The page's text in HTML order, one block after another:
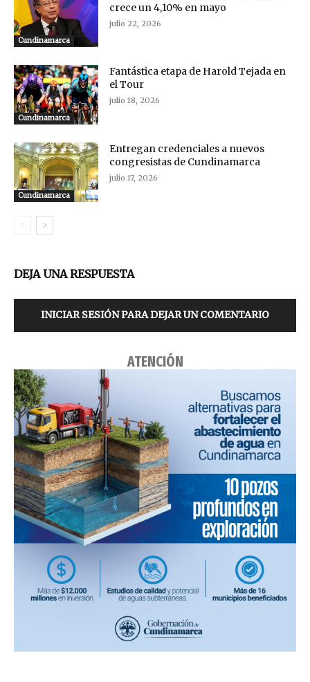
Cundinamarca
crece un 4,10% en mayo
julio 22, 2026
Cundinamarca
Fantástica etapa de Harold Tejada en
el Tour
julio 18, 2026
Cundinamarca
Entregan credenciales a nuevos
congresistas de Cundinamarca
julio 17, 2026
DEJA UNA RESPUESTA
INICIAR SESIÓN PARA DEJAR UN COMENTARIO
ATENCIÓN